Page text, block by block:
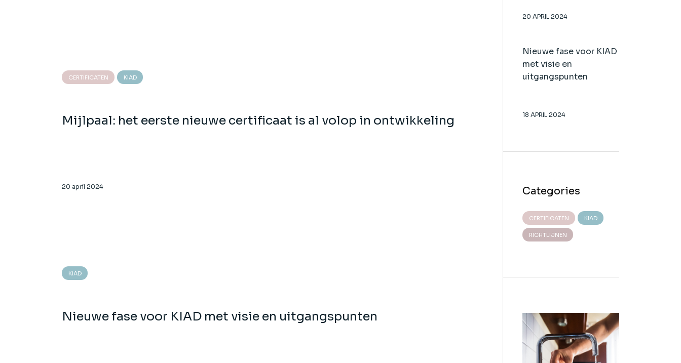
CERTIFICATEN KIAD
Mijlpaal: het eerste nieuwe certificaat is al volop in ontwikkeling
20 april 2024
KIAD
Nieuwe fase voor KIAD met visie en uitgangspunten
20 APRIL 2024
Nieuwe fase voor KIAD
met visie en
uitgangspunten
18 APRIL 2024
Categories
CERTIFICATEN KIAD
RICHTLIJNEN